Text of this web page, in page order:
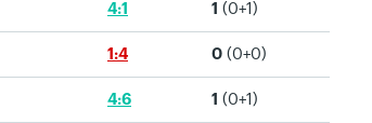
4:1 1 (0+1)
1:4 0 (0+0)
4:6 1 (0+1)